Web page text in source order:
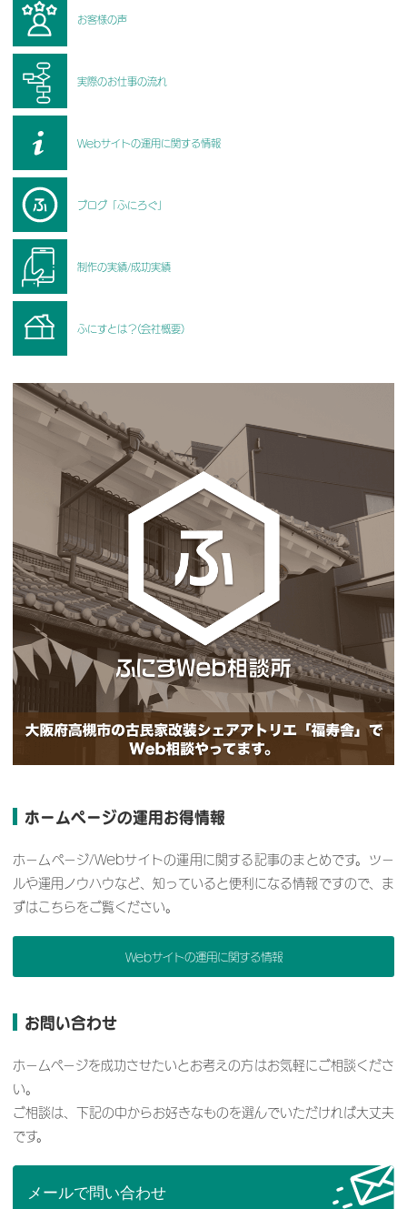
お客様の声
実際のお仕事の流れ
Webサイトの運用に関する情報
ブログ「ふにろぐ」
制作の実績/成功実績
ふにすとは？(会社概要)
ホームページの運用お得情報
ホームページ/Webサイトの運用に関する記事のまとめです。ツー
ルや運用ノウハウなど、知っていると便利になる情報ですので、ま
ずはこちらをご覧ください。
Webサイトの運用に関する情報
お問い合わせ
ホームページを成功させたいとお考えの方はお気軽にご相談くださ
い。
ご相談は、下記の中からお好きなものを選んでいただければ大丈夫
です。